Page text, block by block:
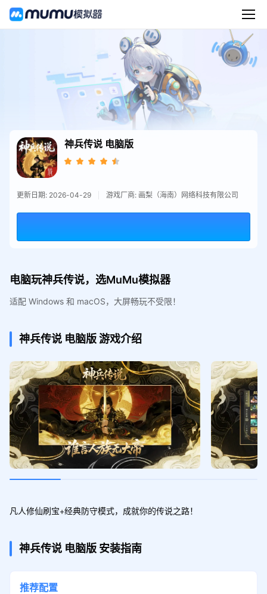
神兵传说 电脑版
更新日期: 2026-04-29 游戏厂商: 画梨（海南）网络科技有限公司
电脑玩神兵传说，选MuMu模拟器
适配 Windows 和 macOS，大屏畅玩不受限！
神兵传说 电脑版游戏介绍
凡人修仙刷宝+经典防守模式，成就你的传说之路！
神兵传说 电脑版 安装指南
推荐配置